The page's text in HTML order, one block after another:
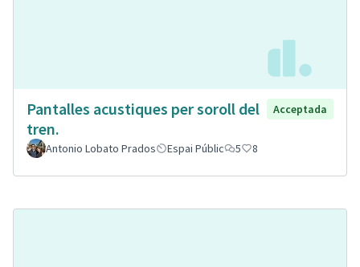
Pantalles acustiques per soroll del
tren.
Acceptada
Antonio Lobato Prados Espai Públic 5 8